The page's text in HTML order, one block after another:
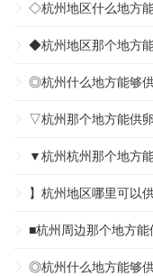
◇杭州地区什么地方
◆杭州地区那个地方
◎杭州什么地方能够
▽杭州那个地方能供
▼杭州杭州那个地方
】杭州地区哪里可以
■杭州周边那个地方
◎杭州什么地方能够